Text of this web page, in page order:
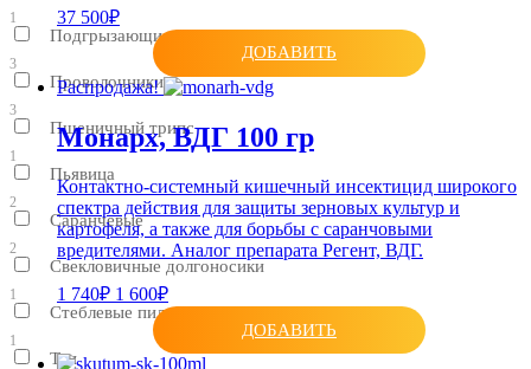
1
Подгрызающие совки
3
Проволочники
3
Пшеничный трипс
1
Пьявица
2
Саранчевые
2
Свекловичные долгоносики
1
Стеблевые пилильщики
1
Тли
37 500₽
ДОБАВИТЬ
Распродажа!
Монарх, ВДГ 100 гр
Контактно-системный кишечный инсектицид широкого
спектра действия для защиты зерновых культур и
картофеля, а также для борьбы с саранчовыми
вредителями. Аналог препарата Регент, ВДГ.
1 740₽ 1 600₽
ДОБАВИТЬ